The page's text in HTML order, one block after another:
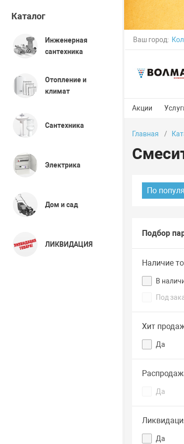
Ваш город:
Акции
Каталог
Инженерная
сантехника
Отопление и
климат
Сантехника
Электрика
Дом и сад
ЛИКВИДАЦИЯ
Главная
По
Подбор
Наличие
В
Под
Хит
Да
Да
Да